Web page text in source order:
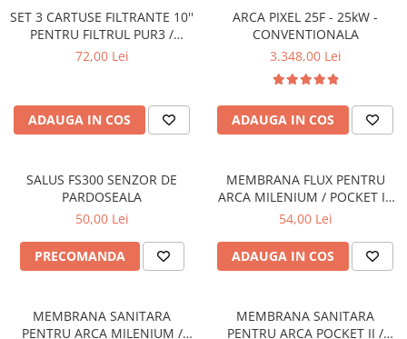
SET 3 CARTUSE FILTRANTE 10''
PENTRU FILTRUL PUR3 /
OSMOZA INVERSA
72,00 Lei
ADAUGA IN COS
ARCA PIXEL 25F - 25kW -
CONVENTIONALA
3.348,00 Lei
ADAUGA IN COS
SALUS FS300 SENZOR DE
PARDOSEALA
50,00 Lei
PRECOMANDA
MEMBRANA FLUX PENTRU
ARCA MILENIUM / POCKET I -
MEM033P1
54,00 Lei
ADAUGA IN COS
MEMBRANA SANITARA
PENTRU ARCA MILENIUM /
MEMBRANA SANITARA
PENTRU ARCA POCKET II /